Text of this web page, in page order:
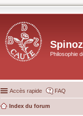
Philosophie
Accès rapide FAQ
Index du forum